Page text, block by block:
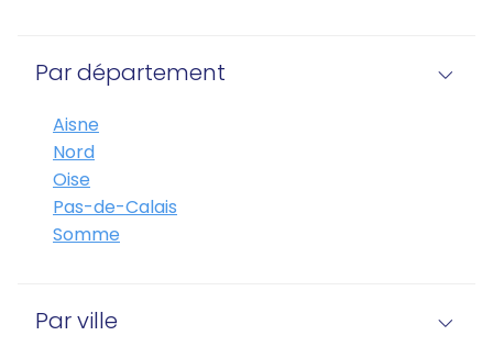
Par département
Aisne
Nord
Oise
Pas-de-Calais
Somme
Par ville